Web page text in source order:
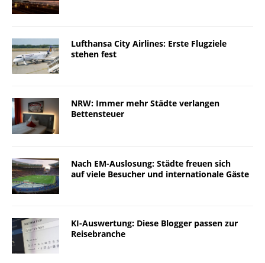
Lufthansa City Airlines: Erste Flugziele
stehen fest
NRW: Immer mehr Städte verlangen
Bettensteuer
Nach EM-Auslosung: Städte freuen sich
auf viele Besucher und internationale Gäste
KI-Auswertung: Diese Blogger passen zur
Reisebranche